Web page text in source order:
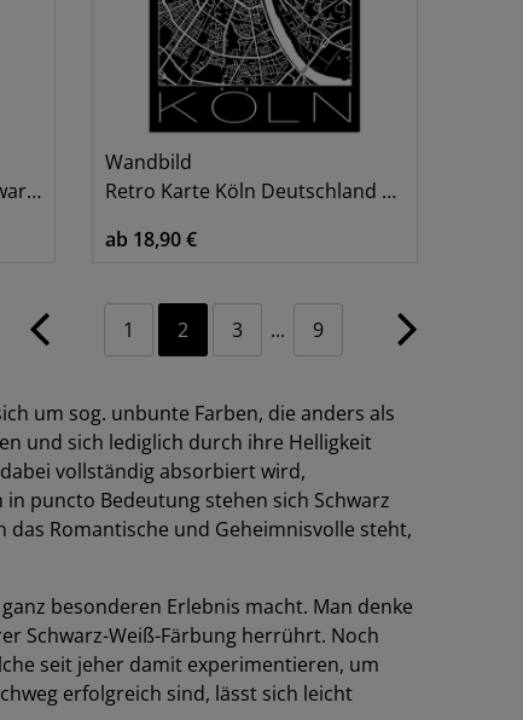
Wandbild
Retro Karte Köln Deutschland Schwarz
ab 18,90 €
1 2 3 ... 9
um sog. unbunte Farben, die anders als
und sich lediglich durch ihre Helligkeit
vollständig absorbiert wird,
puncto Bedeutung stehen sich Schwarz
Romantische und Geheimnisvolle steht,
besonderen Erlebnis macht. Man denke
Schwarz-Weiß-Färbung herrührt. Noch
seit jeher damit experimentieren, um
erfolgreich sind, lässt sich leicht